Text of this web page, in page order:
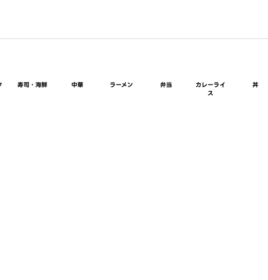
寿司・海鮮 中華 ラーメン 弁当
カレーライ
ス
丼